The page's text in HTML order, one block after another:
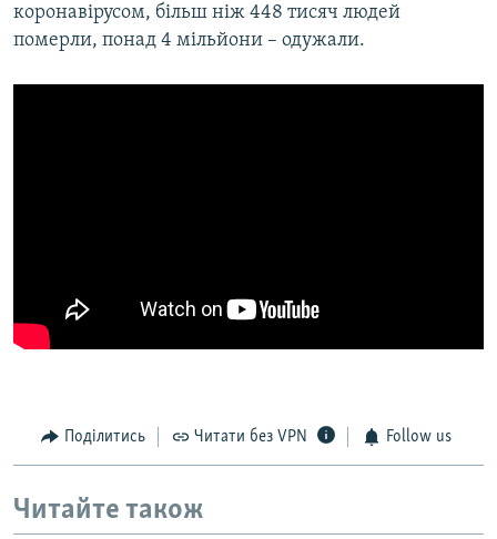
коронавірусом, більш ніж 448 тисяч людей
померли, понад 4 мільйони – одужали.
Поділитись Читати без VPN Follow us
Читайте також